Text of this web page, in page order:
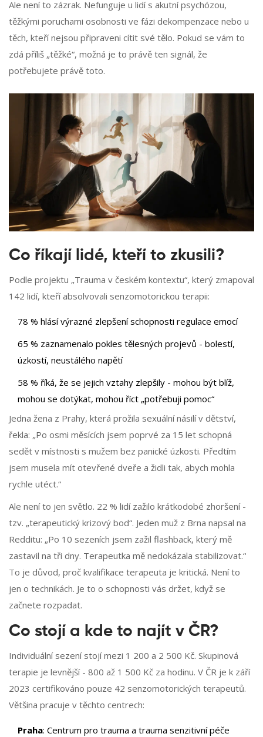
Ale není to zázrak. Nefunguje u lidí s akutní psychózou,
těžkými poruchami osobnosti ve fázi dekompenzace nebo u
těch, kteří nejsou připraveni cítit své tělo. Pokud se vám to
zdá příliš „těžké“, možná je to právě ten signál, že
potřebujete právě toto.
Co říkají lidé, kteří to zkusili?
Podle projektu „Trauma v českém kontextu“, který zmapoval
142 lidí, kteří absolvovali senzomotorickou terapii:
78 % hlásí výrazné zlepšení schopnosti regulace emocí
65 % zaznamenalo pokles tělesných projevů - bolestí,
úzkostí, neustálého napětí
58 % říká, že se jejich vztahy zlepšily - mohou být blíž,
mohou se dotýkat, mohou říct „potřebuji pomoc“
Jedna žena z Prahy, která prožila sexuální násilí v dětství,
řekla: „Po osmi měsících jsem poprvé za 15 let schopná
sedět v místnosti s mužem bez panické úzkosti. Předtím
jsem musela mít otevřené dveře a židli tak, abych mohla
rychle utéct.“
Ale není to jen světlo. 22 % lidí zažilo krátkodobé zhoršení -
tzv. „terapeutický krizový bod“. Jeden muž z Brna napsal na
Redditu: „Po 10 sezeních jsem zažil flashback, který mě
zastavil na tři dny. Terapeutka mě nedokázala stabilizovat.“
To je důvod, proč kvalifikace terapeuta je kritická. Není to
jen o technikách. Je to o schopnosti vás držet, když se
začnete rozpadat.
Co stojí a kde to najít v ČR?
Individuální sezení stojí mezi 1 200 a 2 500 Kč. Skupinová
terapie je levnější - 800 až 1 500 Kč za hodinu. V ČR je k září
2023 certifikováno pouze 42 senzomotorických terapeutů.
Většina pracuje v těchto centrech:
Praha: Centrum pro trauma a trauma senzitivní péče